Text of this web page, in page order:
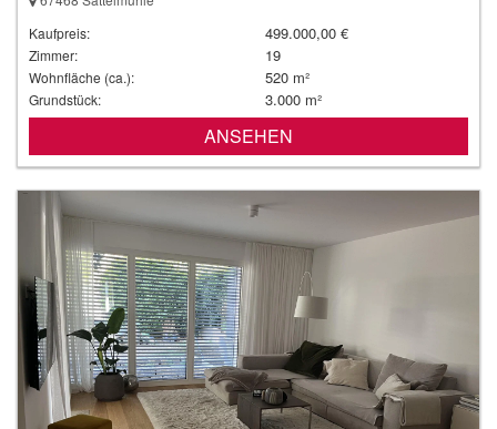
Kaufpreis:
499.000,00 €
Zimmer: 19
Wohnfläche (ca.): 520 m²
Grundstück: 3.000 m²
ANSEHEN